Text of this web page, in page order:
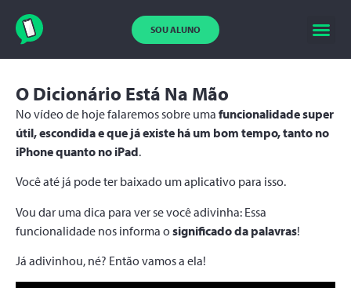
SOU ALUNO
O Dicionário Está Na Mão
No vídeo de hoje falaremos sobre uma funcionalidade super
útil, escondida e que já existe há um bom tempo, tanto no
iPhone quanto no iPad.
Você até já pode ter baixado um aplicativo para isso.
Vou dar uma dica para ver se você adivinha: Essa
funcionalidade nos informa osignificado da palavras!
Já adivinhou, né? Então vamos a ela!